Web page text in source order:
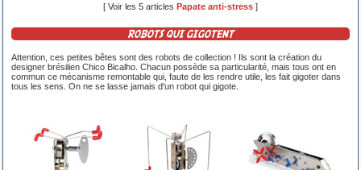
[ Voir les 5 articles Papate anti-stress ]
ROBOTS QUI GIGOTENT
Attention, ces petites bêtes sont des robots de collection ! Ils sont la création du
designer brésilien Chico Bicalho. Chacun possède sa particularité, mais tous ont en
commun ce mécanisme remontable qui, faute de les rendre utile, les fait gigoter dans
tous les sens. On ne se lasse jamais d'un robot qui gigote.